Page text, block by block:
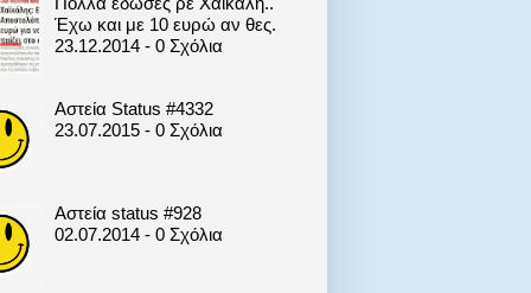
Έχω και με 10 ευρώ αν θες.
23.12.2014 - 0 Σχόλια
Αστεία Status #4332
23.07.2015 - 0 Σχόλια
Αστεία status #928
02.07.2014 - 0 Σχόλια